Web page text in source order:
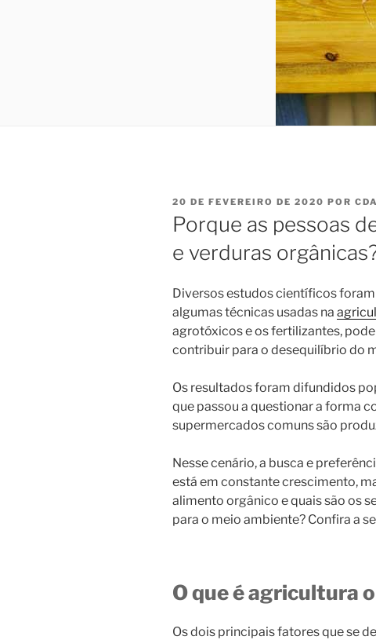
PUBLICADO
EM
20 DE FEVEREIRO DE 2020 POR
Porque as pessoas
e verduras
Diversos estudos científicos
algumas técnicas usadas na
agrotóxicos e os fertilizantes,
contribuir para o desequilíbrio do
Os resultados foram difundidos
que passou a questionar a forma
supermercados comuns são
Nesse cenário, a busca e
está em constante crescimento,
alimento orgânico e quais são os
para o meio ambiente? Confira a
O que é agricultura
Os dois principais fatores que se